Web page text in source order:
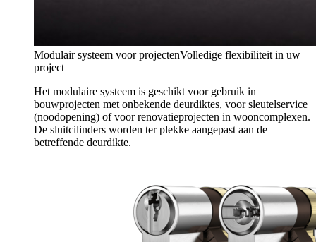
Modulair systeem voor projectenVolledige flexibiliteit in uw
project
Het modulaire systeem is geschikt voor gebruik in
bouwprojecten met onbekende deurdiktes, voor sleutelservice
(noodopening) of voor renovatieprojecten in wooncomplexen.
De sluitcilinders worden ter plekke aangepast aan de
betreffende deurdikte.